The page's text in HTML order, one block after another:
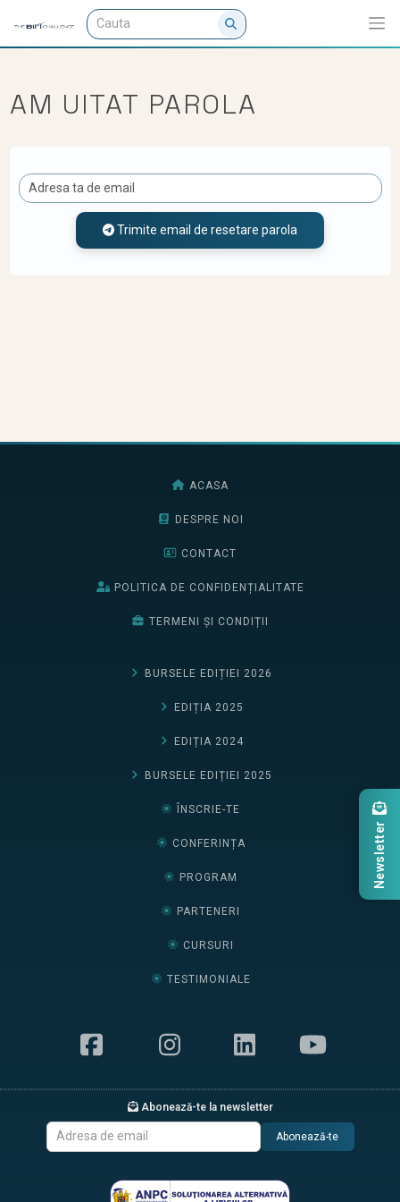
AM UITAT PAROLA
Trimite email de resetare parola
ACASA
DESPRE NOI
CONTACT
POLITICA DE CONFIDENȚIALITATE
TERMENI ȘI CONDIȚII
BURSELE EDIȚIEI 2026
EDIȚIA 2025
EDIȚIA 2024
BURSELE EDIȚIEI 2025
ÎNSCRIE-TE
CONFERINȚA
PROGRAM
PARTENERI
CURSURI
TESTIMONIALE
Abonează-te la newsletter
Abonează-te
Newsletter